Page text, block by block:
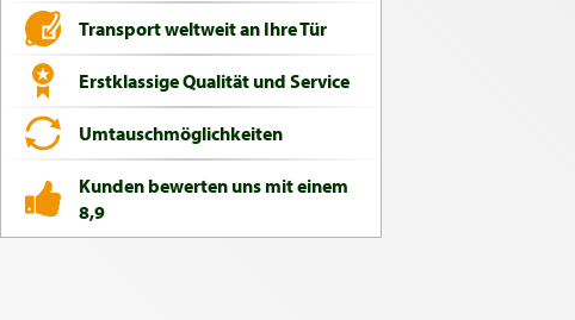
Transport weltweit an Ihre Tür
Erstklassige Qualität und Service
Umtauschmöglichkeiten
Kunden bewerten uns mit einem
8,9